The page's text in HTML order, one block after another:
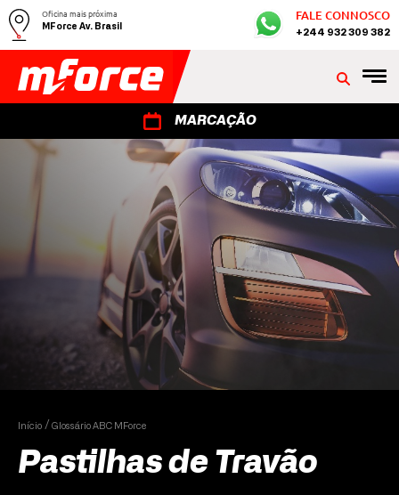
Oficina mais próxima
MForce Av. Brasil
FALE CONNOSCO
+244 932 309 382
MARCAÇÃO
Início Glossário ABC MForce
Pastilhas de Travão